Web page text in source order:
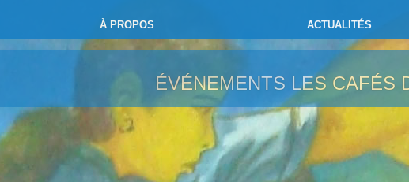
À PROPOS ACTUALITÉS
ÉVÉNEMENTS LES CAFÉS